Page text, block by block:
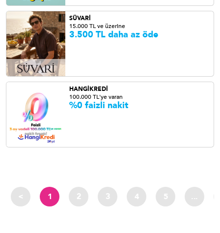
SÜVARİ
15.000 TL ve üzerine
3.500 TL daha az öde
HANGİKREDİ
100.000 TL'ye varan
%0 faizli nakit
< 1 2 3 4 5 ...